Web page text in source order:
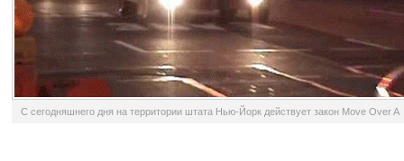
С сегодняшнего дня на территории штата Нью-Йорк действует закон Move Over A